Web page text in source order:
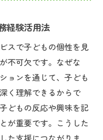
経験活用法
スで子どもの個性を見
不可欠です。なぜな
ョンを通じて、子ども
く理解できるからで
どもの反応や興味を記
が重要です。こうした